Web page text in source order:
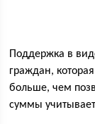
Поддержка в
граждан,
больше, чем
суммы